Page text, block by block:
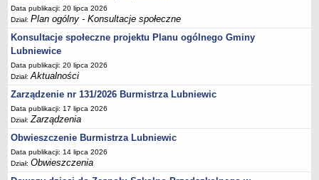
Pomoc publiczna
Budżet obywatelski
Majątek jednostek podległych
Koszt wychowania przedszkolnego
Stawki czynszów najmu lokali mieszkalnych
PRZETARGI
Zamówienia publiczne
Sprzedaż mienia
Sprzedaż nieruchomości
Zapytania ofertowe
Data publikacji: 20 lipca 2026
Dział:Plan ogólny - Konsultacje społeczne
Konsultacje społeczne projektu Planu ogólnego Gminy
Lubniewice
Data publikacji: 20 lipca 2026
Dział:Aktualności
Zarządzenie nr 131/2026 Burmistrza Lubniewic
Data publikacji: 17 lipca 2026
Dział:Zarządzenia
Obwieszczenie Burmistrza Lubniewic
Data publikacji: 14 lipca 2026
Dział:Obwieszczenia